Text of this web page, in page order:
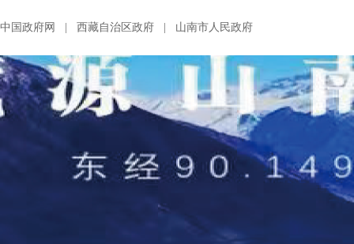
中国政府网 西藏自治区政府 山南市人民政府